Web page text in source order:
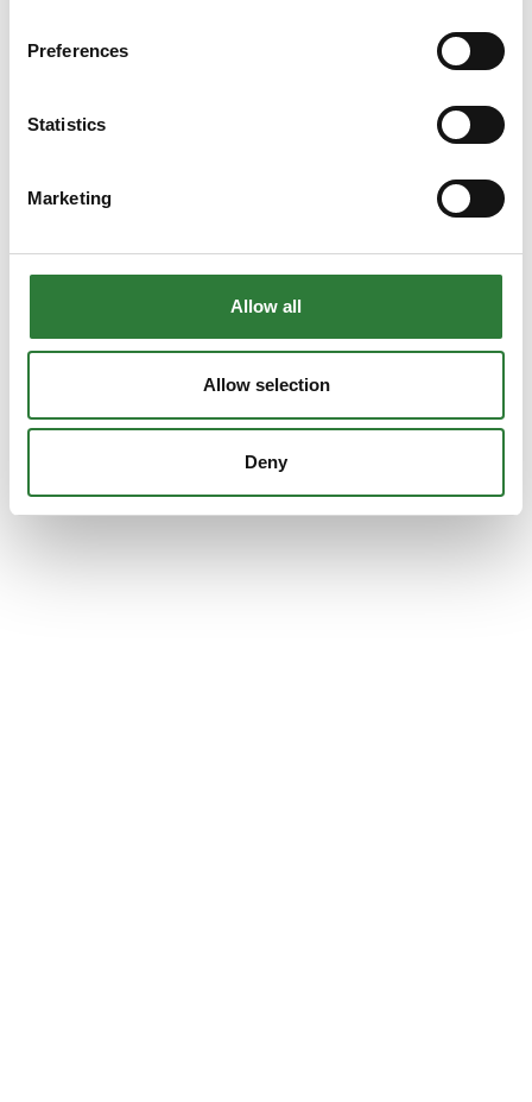
Preferences
Statistics
Marketing
Allow all
Allow selection
Deny